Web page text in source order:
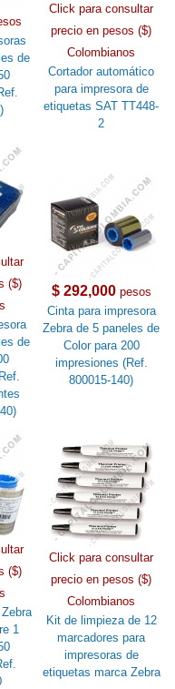
de
Click para consultar
precio en pesos ($)
Colombianos
Cortador automático
para impresora de
etiquetas SAT TT448-
2
($)
de
$ 292,000pesos
Cinta para impresora
Zebra de 5 paneles de
Color para 200
impresiones (Ref.
800015-140)
($)
1
Click para consultar
precio en pesos ($)
Colombianos
Kit de limpieza de 12
marcadores para
impresoras de
etiquetas marca Zebra